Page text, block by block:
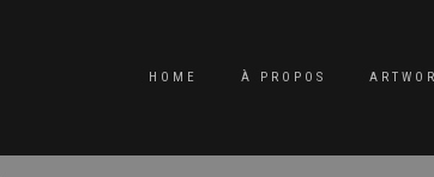
HOME À PROPOS